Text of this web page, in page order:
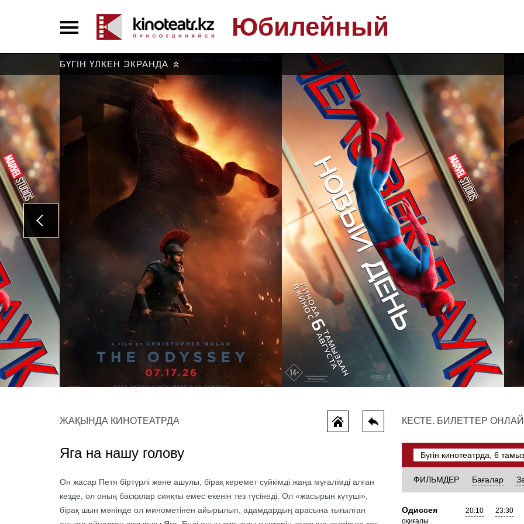
Юбилейный
Человек-паук: Новый день
БҮГІН ҮЛКЕН ЭКРАНДА »
ЖАҚЫНДА КИНОТЕАТРДА
Яга на нашу голову
Он жасар Петя біртүрлі және ашулы, бірақ керемет сүйкімді жаңа мұғалімді алған
кезде, ол оның басқалар сияқты емес екенін тез түсінеді. Ол «жасырын күтуші»,
бірақ шын мәнінде ол минометінен айырылып, адамдардың арасына тығылған
КЕСТЕ. БИЛЕТТЕР
ФИЛЬМДЕР Бағалар
Одиссея
оқиғалы
20:10 23:30